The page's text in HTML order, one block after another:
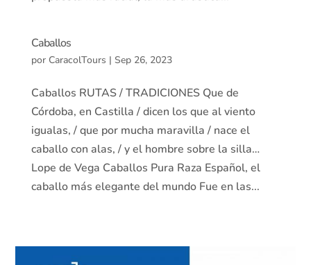
Caballos
por CaracolTours | Sep 26, 2023
Caballos RUTAS / TRADICIONES Que de
Córdoba, en Castilla / dicen los que al viento
igualas, / que por mucha maravilla / nace el
caballo con alas, / y el hombre sobre la silla…
Lope de Vega Caballos Pura Raza Español, el
caballo más elegante del mundo Fue en las...